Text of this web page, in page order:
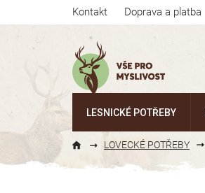
Kontakt Doprava a platba
LESNICKÉ POTŘEBY
LOVECKÉ POTŘEBY